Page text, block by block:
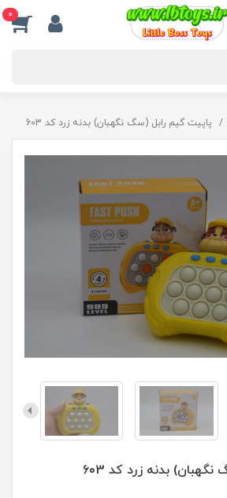
0
پاپیت گیم رابل (سگ نگهبان) بدنه زرد کد 603
بدنه زرد کد 603